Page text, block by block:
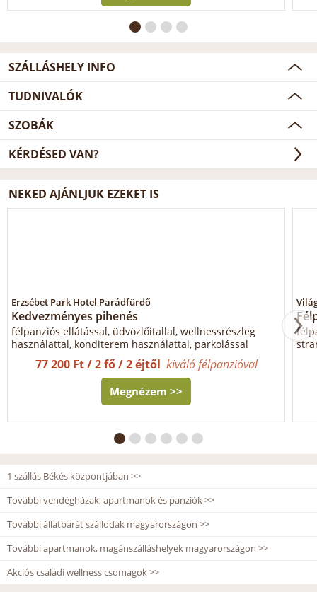
SZÁLLÁSHELY INFO
TUDNIVALÓK
SZOBÁK
KÉRDÉSED VAN?
NEKED AJÁNLJUK EZEKET IS
Erzsébet Park Hotel Parádfürdő
Kedvezményes pihenés
félpanziós ellátással, üdvözlőitallal, wellnessrészleg
használattal, konditerem használattal, parkolással
77 200 Ft / 2 fő / 2 éjtől kiváló félpanzióval
Megnézem >>
1 szállás Békés központjában >>
További vendégházak, apartmanok és panziók >>
További állatbarát szállodák magyarországon >>
További apartmanok, magánszálláshelyek magyarországon >>
Akciós családi wellness csomagok >>